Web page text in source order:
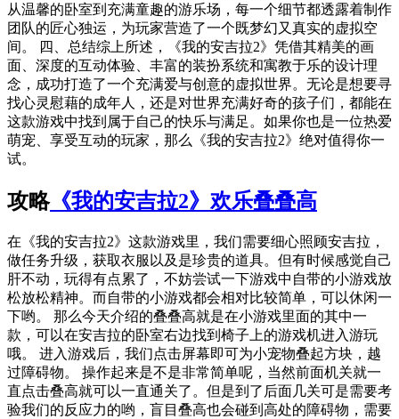
从温馨的卧室到充满童趣的游乐场，每一个细节都透露着制作
团队的匠心独运，为玩家营造了一个既梦幻又真实的虚拟空
间。 四、总结综上所述，《我的安吉拉2》凭借其精美的画
面、深度的互动体验、丰富的装扮系统和寓教于乐的设计理
念，成功打造了一个充满爱与创意的虚拟世界。无论是想要寻
找心灵慰藉的成年人，还是对世界充满好奇的孩子们，都能在
这款游戏中找到属于自己的快乐与满足。如果你也是一位热爱
萌宠、享受互动的玩家，那么《我的安吉拉2》绝对值得你一
试。
攻略《我的安吉拉2》欢乐叠叠高
在《我的安吉拉2》这款游戏里，我们需要细心照顾安吉拉，
做任务升级，获取衣服以及是珍贵的道具。但有时候感觉自己
肝不动，玩得有点累了，不妨尝试一下游戏中自带的小游戏放
松放松精神。而自带的小游戏都会相对比较简单，可以休闲一
下哟。 那么今天介绍的叠叠高就是在小游戏里面的其中一
款，可以在安吉拉的卧室右边找到椅子上的游戏机进入游玩
哦。 进入游戏后，我们点击屏幕即可为小宠物叠起方块，越
过障碍物。 操作起来是不是非常简单呢，当然前面机关就一
直点击叠高就可以一直通关了。但是到了后面几关可是需要考
验我们的反应力的哟，盲目叠高也会碰到高处的障碍物，需要